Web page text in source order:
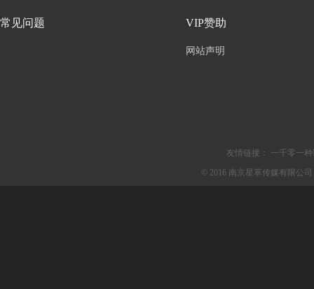
常见问题 VIP赞助
网站声明
友情链接：
一千零一
© 2016 南京星萃传媒有限公司